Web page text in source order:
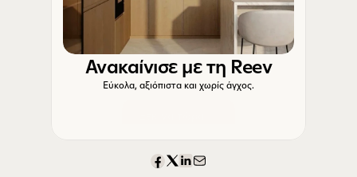
Ανακαίνισε με τη Reev
Εύκολα, αξιόπιστα και χωρίς άγχος.